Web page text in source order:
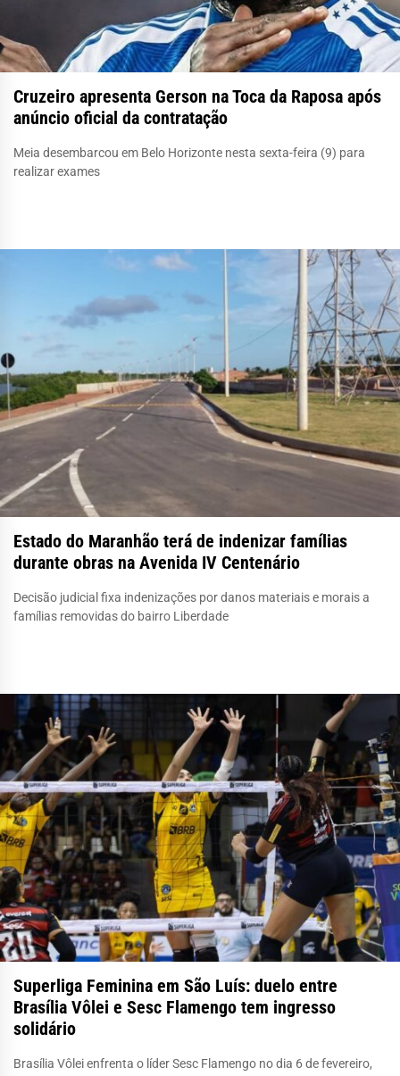
Cruzeiro apresenta Gerson na Toca da Raposa após
anúncio oficial da contratação
Meia desembarcou em Belo Horizonte nesta sexta-feira (9) para
realizar exames
Estado do Maranhão terá de indenizar famílias
durante obras na Avenida IV Centenário
Decisão judicial fixa indenizações por danos materiais e morais a
famílias removidas do bairro Liberdade
Superliga Feminina em São Luís: duelo entre
Brasília Vôlei e Sesc Flamengo tem ingresso
solidário
Brasília Vôlei enfrenta o líder Sesc Flamengo no dia 6 de fevereiro,